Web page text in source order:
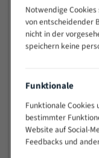
80 - 180
130 -
350
200 -
> 500
Vorteile:
Notwendige
von entscheidender
nicht in der
speichern keine
Funktionale
Funktionale
bestimmter
Website auf Social-
Feedbacks und